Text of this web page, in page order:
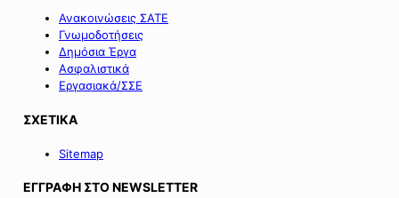
Ανακοινώσεις ΣΑΤΕ
Γνωμοδοτήσεις
Δημόσια Έργα
Ασφαλιστικά
Εργασιακά/ΣΣΕ
ΣΧΕΤΙΚΑ
Sitemap
ΕΓΓΡΑΦΗ ΣΤΟ NEWSLETTER